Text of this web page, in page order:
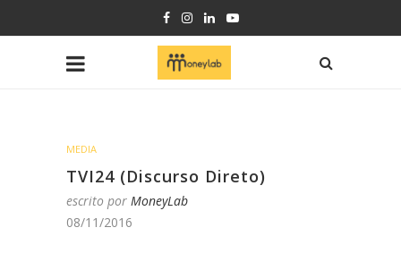
MEDIA
TVI24 (Discurso Direto)
escrito por MoneyLab
08/11/2016